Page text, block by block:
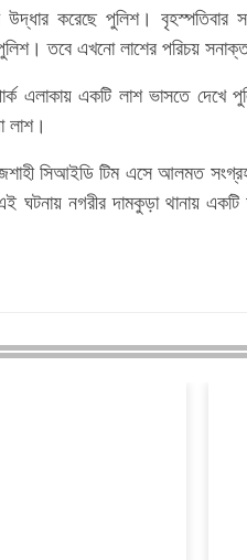
করেছে পুলিশ। বৃহস্পতিবার
তবে এখনো লাশের পরিচয়
এলাকায় একটি লাশ ভাসতে দেখে
লাশ।
সিআইডি টিম এসে আলমত
ঘটনায় নগরীর দামকুড়া থানায়